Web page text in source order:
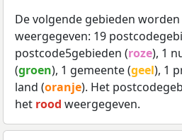
De volgende gebieden
weergegeven: 19
postcode5gebieden (roze), 1
(groen), 1 gemeente (geel), 1
land (oranje). Het
het rood weergegeven.